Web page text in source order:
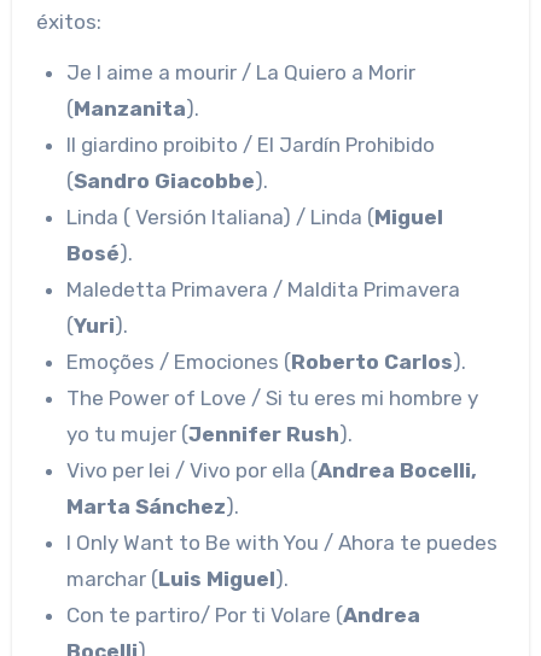
éxitos:
Je l aime a mourir / La Quiero a Morir
(Manzanita).
Il giardino proibito / El Jardín Prohibido
(Sandro Giacobbe).
Linda ( Versión Italiana) / Linda (Miguel
Bosé).
Maledetta Primavera / Maldita Primavera
(Yuri).
Emoções / Emociones (Roberto Carlos).
The Power of Love / Si tu eres mi hombre y
yo tu mujer (Jennifer Rush).
Vivo per lei / Vivo por ella (Andrea Bocelli,
Marta Sánchez).
I Only Want to Be with You / Ahora te puedes
marchar (Luis Miguel).
Con te partiro/ Por ti Volare (Andrea